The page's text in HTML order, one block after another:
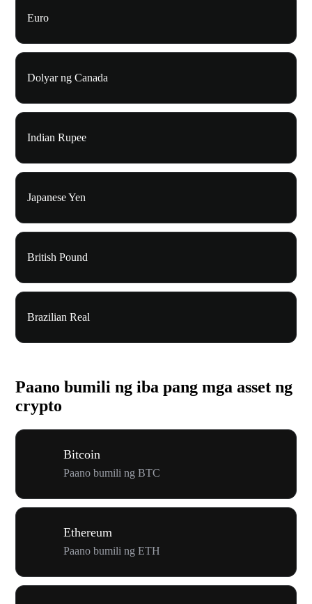
Euro
Dolyar ng Canada
Indian Rupee
Japanese Yen
British Pound
Brazilian Real
Paano bumili ng iba pang mga asset ng
crypto
Bitcoin
Paano bumili ng BTC
Ethereum
Paano bumili ng ETH